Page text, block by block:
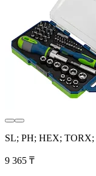
SL; PH; НEX; TORX;
9 365 ₸